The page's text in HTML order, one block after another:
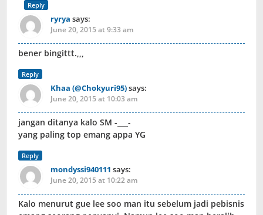
Reply
ryrya says:
June 20, 2015 at 9:33 am
bener bingittt.,,,
Reply
Khaa (@Chokyuri95)says:
June 20, 2015 at 10:03 am
jangan ditanya kalo SM -___-
yang paling top emang appa YG
Reply
mondyssi940111 says:
June 20, 2015 at 10:22 am
Kalo menurut gue lee soo man itu sebelum jadi pebisnis